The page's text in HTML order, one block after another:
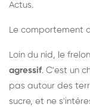
Actus.
Le comportement
Loin du nid, le
agressif. C'est un
pas autour des
sucre, et ne